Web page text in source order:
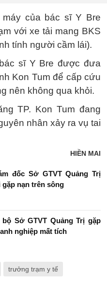
của bác sĩ Y Bre
với xe tải mang BKS
tính người cầm lái).
sĩ Y Bre được đưa
Kon Tum để cấp cứu
nên không qua khỏi.
TP. Kon Tum đang
nhân xảy ra vụ tai
HIỀN MAI
đốc Sở GTVT Quảng Trị
nạn trên sông
Sở GTVT Quảng Trị gặp
nghiệp mất tích
trưởng trạm y tế